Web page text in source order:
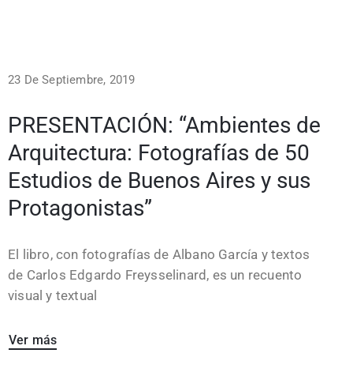
23 De Septiembre, 2019
PRESENTACIÓN: “Ambientes de
Arquitectura: Fotografías de 50
Estudios de Buenos Aires y sus
Protagonistas”
El libro, con fotografías de Albano García y textos
de Carlos Edgardo Freysselinard, es un recuento
visual y textual
Ver más